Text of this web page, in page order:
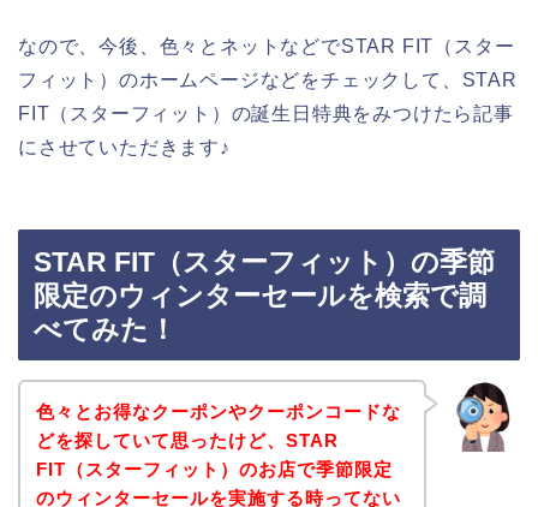
なので、今後、色々とネットなどでSTAR FIT（スター
フィット）のホームページなどをチェックして、STAR
FIT（スターフィット）の誕生日特典をみつけたら記事
にさせていただきます♪
STAR FIT（スターフィット）の季節
限定のウィンターセールを検索で調
べてみた！
色々とお得なクーポンやクーポンコードな
どを探していて思ったけど、STAR
FIT（スターフィット）のお店で季節限定
のウィンターセールを実施する時ってない